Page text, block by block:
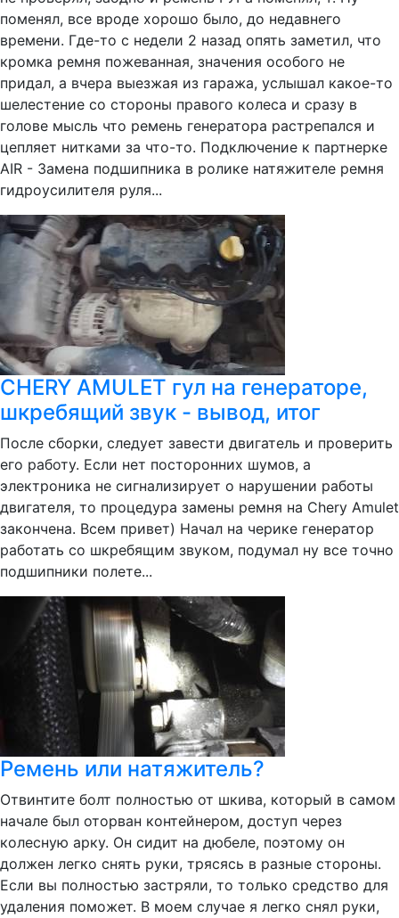
поменял, все вроде хорошо было, до недавнего
времени. Где-то с недели 2 назад опять заметил, что
кромка ремня пожеванная, значения особого не
придал, а вчера выезжая из гаража, услышал какое-то
шелестение со стороны правого колеса и сразу в
голове мысль что ремень генератора растрепался и
цепляет нитками за что-то. Подключение к партнерке
AIR - Замена подшипника в ролике натяжителе ремня
гидроусилителя руля...
CHERY AMULET гул на генераторе,
шкребящий звук - вывод, итог
После сборки, следует завести двигатель и проверить
его работу. Если нет посторонних шумов, а
электроника не сигнализирует о нарушении работы
двигателя, то процедура замены ремня на Chery Amulet
закончена. Всем привет) Начал на черике генератор
работать со шкребящим звуком, подумал ну все точно
подшипники полете...
Ремень или натяжитель?
Отвинтите болт полностью от шкива, который в самом
начале был оторван контейнером, доступ через
колесную арку. Он сидит на дюбеле, поэтому он
должен легко снять руки, трясясь в разные стороны.
Если вы полностью застряли, то только средство для
удаления поможет. В моем случае я легко снял руки,